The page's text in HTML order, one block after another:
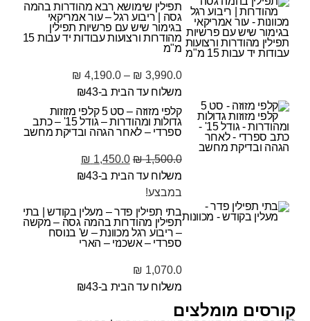
תפילין שימושא רבא מהודרות בהמה
גסה | ריבוע רגל – עור אמריקאי
בגימור שיש עם פרשיות תפילין
מהודרות ורצועות עבודות יד עבות 15
מ"מ
3,990.0
₪
–
4,190.0
₪
משלוח עד הבית ב-₪43
קלפי מזוזה – סט 5 קלפי מזוזות
גדולות ומהודרות – גודל 15' – כתב
ספרדי – לאחר הגהה ובדיקת מחשב
1,500.0
₪
1,450.0
₪
משלוח עד הבית ב-₪43
במבצע!
בתי תפילין פדר – מעלין בקודש | בתי
תפילין מהודרות בהמה גסה – מקשה
– ריבוע רגל מכוונת – ש' בנוסח
ספרדי – אשכנזי – הארי
1,070.0
₪
משלוח עד הבית ב-₪43
קורסים מומלצים